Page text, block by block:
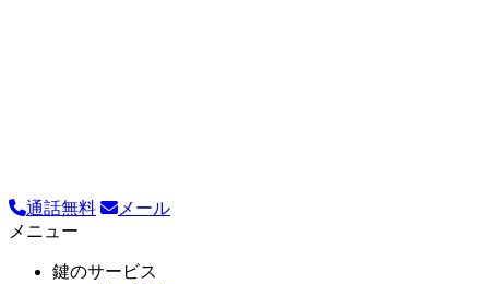
通話無料
メール
メニュー
鍵のサービス